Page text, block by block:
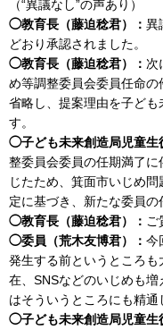
（“異議なし”の声あり）
◯教育長（藤迫稔君）： 異
どおり承認されました。
◯教育長（藤迫稔君）： 次
め等調整委員会委員任命
省略し、提案理由を子ど
す。
◯子ども未来創造局児童生
整委員会委員の任期満了
じたため、箕面市いじめ
定に基づき、新たな委員の
◯教育長（藤迫稔君）： ご
◯委員（荒木友博君）： 今
発生する前というところ
在、SNSなどのいじめも
はそういうところにも精通
◯子ども未来創造局児童生